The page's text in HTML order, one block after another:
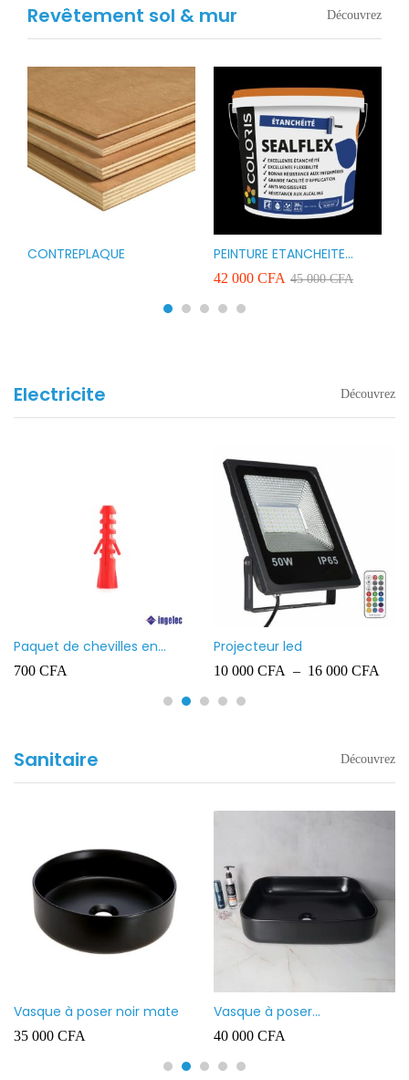
Revêtement sol & mur Découvrez
CONTREPLAQUE
PEINTURE ETANCHEITE
COLORIS SEAFLEX 20KG
COULEUR ROUGE BLANC
VERT ET GRIS
42 000 CFA 45 000CFA
Electricite Découvrez
Paquet de chevilles en
plastique Ingelec – 8
700 CFA
Projecteur led
10 000 CFA – 16 000 CFA
Sanitaire Découvrez
Vasque à poser noir mate
35 000 CFA
Vasque à poser
rectangulaire noir mate
40 000 CFA